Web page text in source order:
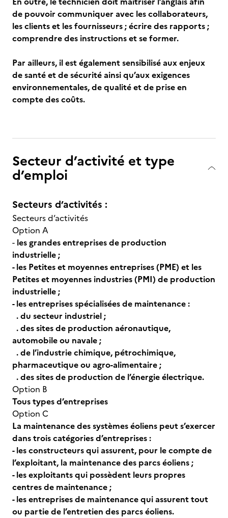
de pouvoir communiquer avec les collaborateurs,
les clients et les fournisseurs ; écrire des rapports ;
comprendre des instructions et se former.
Par ailleurs, il est également sensibilisé aux enjeux
de santé et de sécurité ainsi qu’aux exigences
environnementales, de qualité et de prise en
compte des coûts.
Secteur d’activité et type
d’emploi
Secteurs d’activités :
Secteurs d’activités
Option A
- les grandes entreprises de production
industrielle ;
- les Petites et moyennes entreprises (PME) et les
Petites et moyennes industries (PMI) de production
industrielle ;
- les entreprises spécialisées de maintenance :
. du secteur industriel ;
. des sites de production aéronautique,
automobile ou navale ;
. de l’industrie chimique, pétrochimique,
pharmaceutique ou agro-alimentaire ;
. des sites de production de l’énergie électrique.
Option B
Tous types d’entreprises
Option C
La maintenance des systèmes éoliens peut s’exercer
dans trois catégories d’entreprises :
- les constructeurs qui assurent, pour le compte de
l’exploitant, la maintenance des parcs éoliens ;
- les exploitants qui possèdent leurs propres
centres de maintenance ;
- les entreprises de maintenance qui assurent tout
ou partie de l’entretien des parcs éoliens.